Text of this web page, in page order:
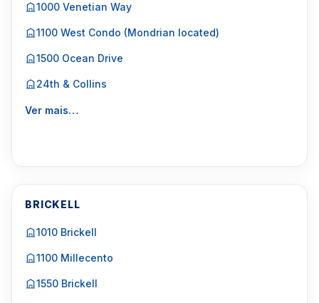
1000 Venetian Way
1100 West Condo (Mondrian located)
1500 Ocean Drive
24th & Collins
Ver mais…
BRICKELL
1010 Brickell
1100 Millecento
1550 Brickell